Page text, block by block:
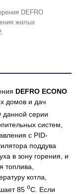
DEFRO
жилых
DEFRO ECONO
домов и дач
данной серии
систем,
с PID-
поддува
в зону горения, и
топлива,
котла,
85 oC. Если